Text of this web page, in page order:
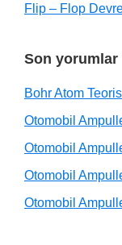
Flip – Flop
Son yorumlar
Bohr Atom
Otomobil
Otomobil
Otomobil
Otomobil